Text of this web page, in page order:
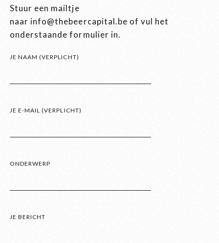
Stuur een mailtje
naar info@thebeercapital.be of vul het
onderstaande formulier in.
JE NAAM (VERPLICHT)
JE E-MAIL (VERPLICHT)
ONDERWERP
JE BERICHT